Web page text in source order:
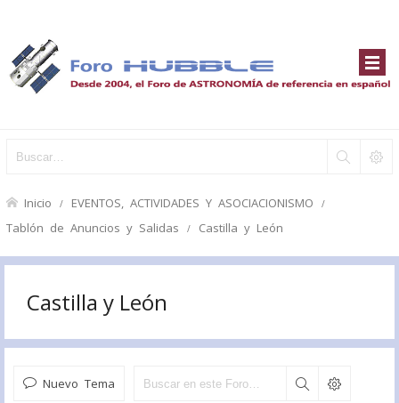
Inicio EVENTOS, ACTIVIDADES Y ASOCIACIONISMO
Tablón de Anuncios y Salidas Castilla y León
Castilla y León
Nuevo Tema